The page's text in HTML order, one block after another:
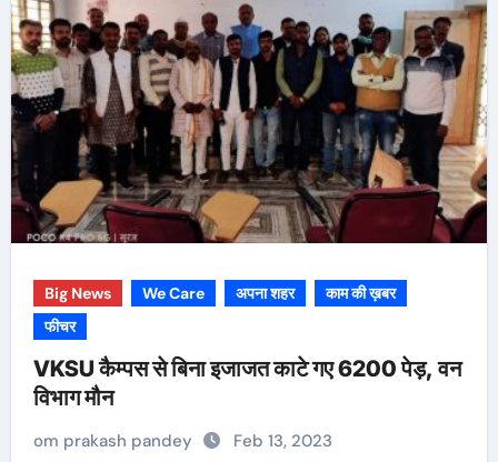
Big News We Care अपना शहर
काम की ख़बर
फीचर
VKSU कैम्पस से बिना इजाजत काटे गए 6200 पेड़, वन
विभाग मौन
om prakash pandey Feb 13, 2023